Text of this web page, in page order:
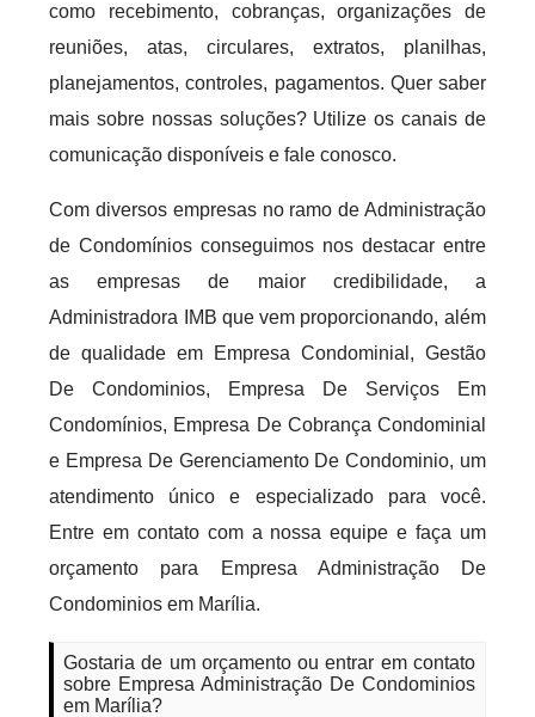
como recebimento, cobranças, organizações de
reuniões, atas, circulares, extratos, planilhas,
planejamentos, controles, pagamentos. Quer saber
mais sobre nossas soluções? Utilize os canais de
comunicação disponíveis e fale conosco.
Com diversos empresas no ramo de Administração
de Condomínios conseguimos nos destacar entre
as empresas de maior credibilidade, a
Administradora IMB que vem proporcionando, além
de qualidade em Empresa Condominial, Gestão
De Condominios, Empresa De Serviços Em
Condomínios, Empresa De Cobrança Condominial
e Empresa De Gerenciamento De Condominio, um
atendimento único e especializado para você.
Entre em contato com a nossa equipe e faça um
orçamento para Empresa Administração De
Condominios em Marília.
Gostaria de um orçamento ou entrar em contato
sobre Empresa Administração De Condominios
em Marília?